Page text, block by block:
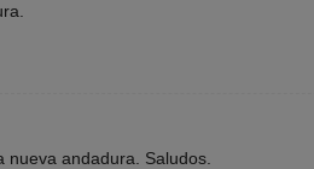
andadura. Saludos.